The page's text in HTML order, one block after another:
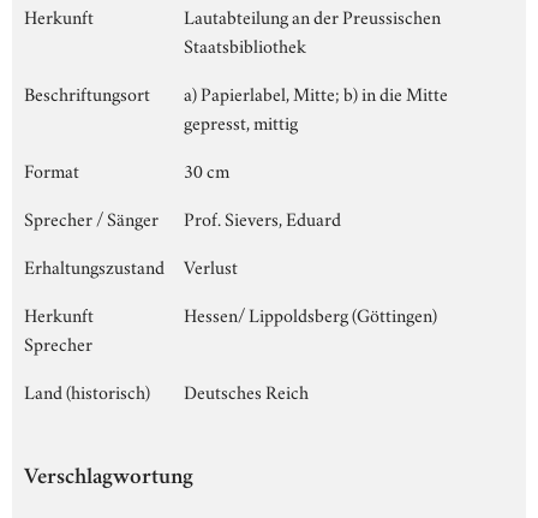
Herkunft
Lautabteilung an der Preussischen
Staatsbibliothek
Beschriftungsort
a) Papierlabel, Mitte; b) in die Mitte
gepresst, mittig
Format
30 cm
Sprecher / Sänger
Prof. Sievers, Eduard
Erhaltungszustand
Verlust
Herkunft
Sprecher
Hessen/ Lippoldsberg (Göttingen)
Land (historisch) Deutsches Reich
Verschlagwortung